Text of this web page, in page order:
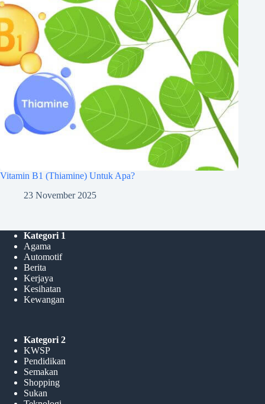
Vitamin B1 (Thiamine) Untuk Apa?
23 November 2025
Kategori 1
Agama
Automotif
Berita
Kerjaya
Kesihatan
Kewangan
Kategori 2
KWSP
Pendidikan
Semakan
Shopping
Sukan